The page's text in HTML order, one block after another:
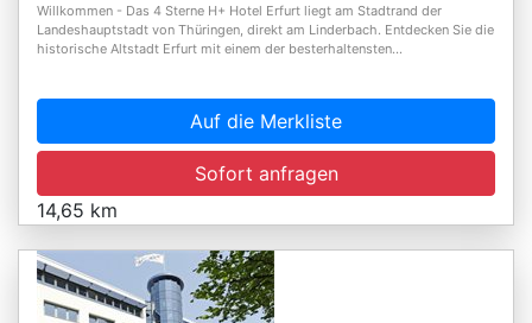
Willkommen - Das 4 Sterne H+ Hotel Erfurt liegt am Stadtrand der
Landeshauptstadt von Thüringen, direkt am Linderbach. Entdecken Sie die
historische Altstadt Erfurt mit einem der besterhaltensten...
Auf die Merkliste
Sofort anfragen
14,65 km